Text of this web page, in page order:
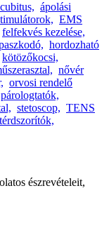
ápolási
EMS
felfekvés kezelése,
hordozható
kötözőkocsi,
nővér
orvosi rendelő
párologtatók,
stetoscop, TENS
térdszorítók,
észrevételeit,